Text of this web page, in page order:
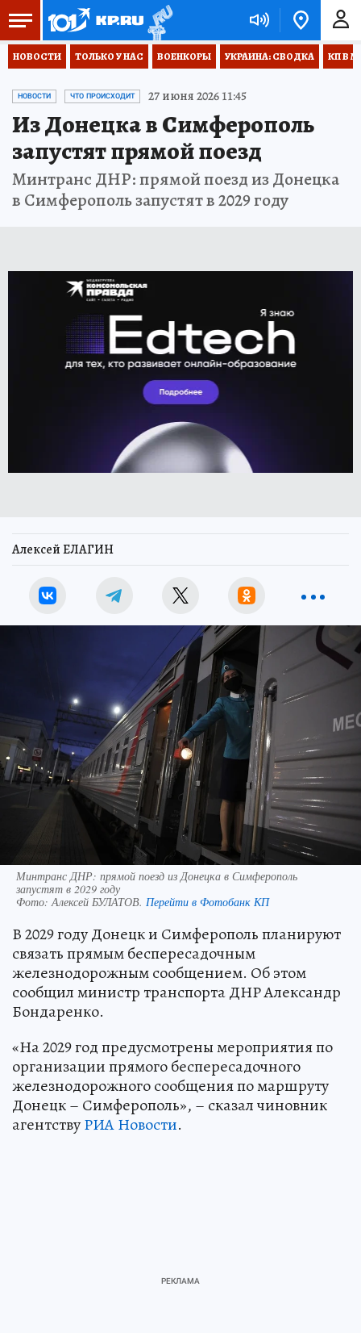
НОВОСТИ ТОЛЬКО У НАС ВОЕНКОРЫ УКРАИНА: СВОДКА КП В
НОВОСТИ ЧТО ПРОИСХОДИТ 27 июня 2026 11:45
Из Донецка в Симферополь
запустят прямой поезд
Минтранс ДНР: прямой поезд из Донецка
в Симферополь запустят в 2029 году
Алексей ЕЛАГИН
Минтранс ДНР: прямой поезд из Донецка в Симферополь
запустят в 2029 году
Фото: Алексей БУЛАТОВ. Перейти в Фотобанк КП
В 2029 году Донецк и Симферополь планируют
связать прямым беспересадочным
железнодорожным сообщением. Об этом
сообщил министр транспорта ДНР Александр
Бондаренко.
«На 2029 год предусмотрены мероприятия по
организации прямого беспересадочного
железнодорожного сообщения по маршруту
Донецк – Симферополь», – сказал чиновник
агентствуРИА Новости.